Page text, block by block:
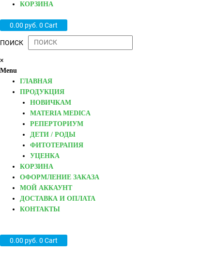
КОРЗИНА
0.00 руб. 0 Cart
ПОИСК
×
Menu
ГЛАВНАЯ
ПРОДУКЦИЯ
НОВИЧКАМ
MATERIA MEDICA
РЕПЕРТОРИУМ
ДЕТИ / РОДЫ
ФИТОТЕРАПИЯ
УЦЕНКА
КОРЗИНА
ОФОРМЛЕНИЕ ЗАКАЗА
МОЙ АККАУНТ
ДОСТАВКА И ОПЛАТА
КОНТАКТЫ
0.00 руб. 0 Cart